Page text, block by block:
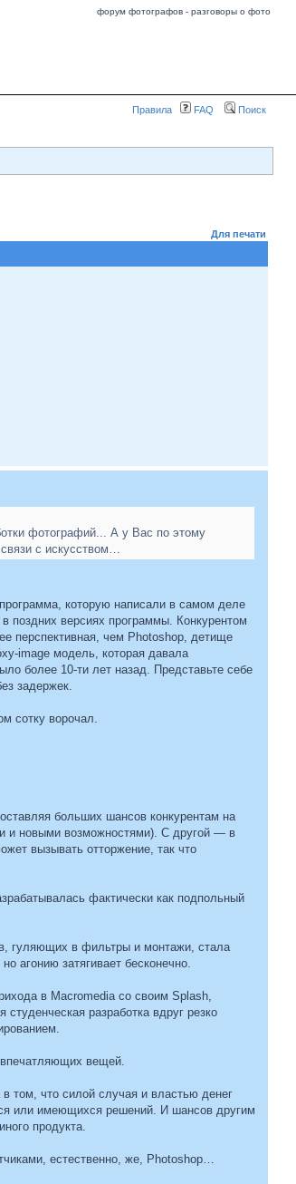
форум фотографов - разговоры о фото
Правила FAQ Поиск
Для печати
фотографий... А у Вас по этому
с искусством…
которую написали в самом деле
поздних версиях программы. Конкурентом
перспективная, чем Photoshop, детище
image модель, которая давала
более 10-ти лет назад. Представьте себе
задержек.
сотку ворочал.
больших шансов конкурентам на
и новыми возможностями). С другой — в
вызывать отторжение, так что
фактически как подпольный
гуляющих в фильтры и монтажи, стала
агонию затягивает бесконечно.
в Macromedia со своим Splash,
разработка вдруг резко
вещей.
том, что силой случая и властью денег
или имеющихся решений. И шансов другим
продукта.
естественно, же, Photoshop…